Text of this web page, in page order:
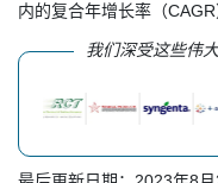
内的复合年增长率（CAGR
我们深受这些伟